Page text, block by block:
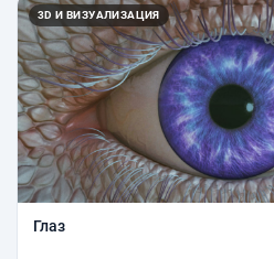
3D И ВИЗУАЛИЗАЦИЯ
Глаз